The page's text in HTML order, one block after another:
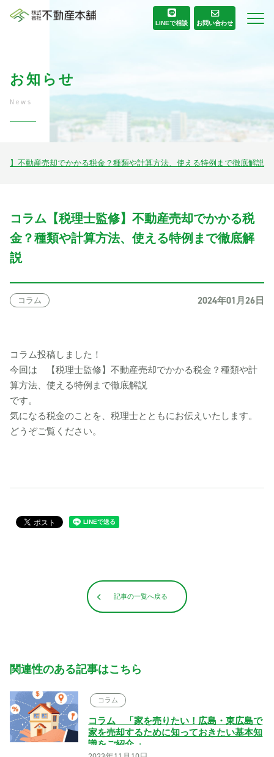
LINEで相談 お問い合わせ
お知らせ
News
】不動産売却でかかる税金？種類や計算方法、使える特例まで徹底解説
コラム【税理士監修】不動産売却でかかる税
金？種類や計算方法、使える特例まで徹底解
説
コラム 2024年01月26日
コラム投稿しました！
今回は 【税理士監修】不動産売却でかかる税金？種類や計
算方法、使える特例まで徹底解説
です。
気になる税金のことを、税理士とともにお伝えいたします。
どうぞご覧ください。
記事の一覧へ戻る
関連性のある記事はこちら
コラム
コラム 「家を売りたい！広島・東広島で
家を売却するために知っておきたい基本知
識をご紹介 」